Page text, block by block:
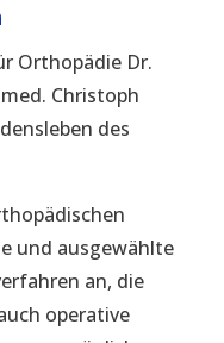
Orthopädie Dr.
Christoph
des
und ausgewählte
an, die
operative